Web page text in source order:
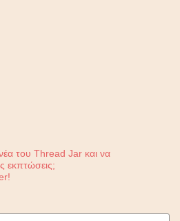
του Thread Jar και να
εκπτώσεις;